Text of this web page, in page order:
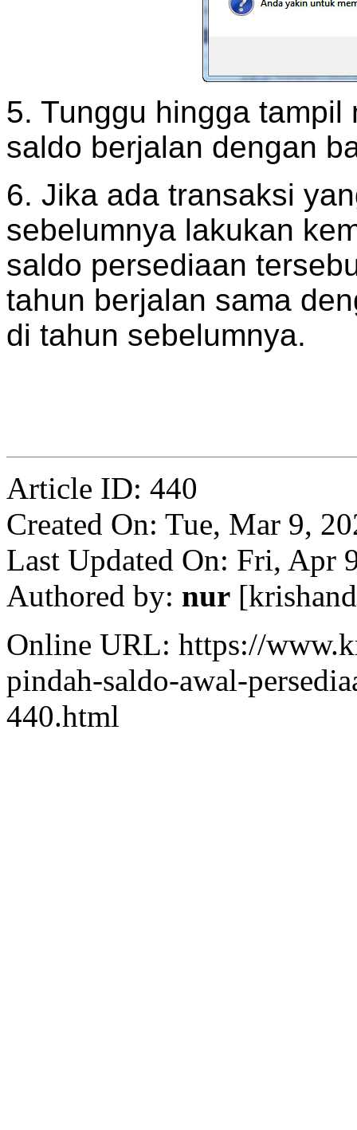
5. Tunggu hingga tampil
saldo berjalan dengan
6. Jika ada transaksi
sebelumnya lakukan
saldo persediaan
tahun berjalan sama
di tahun sebelumnya.
Article ID: 440
Created On: Tue, Mar 9,
Last Updated On: Fri, Apr
Authored by: nur
Online URL: https://
pindah-saldo-awal-
440.html